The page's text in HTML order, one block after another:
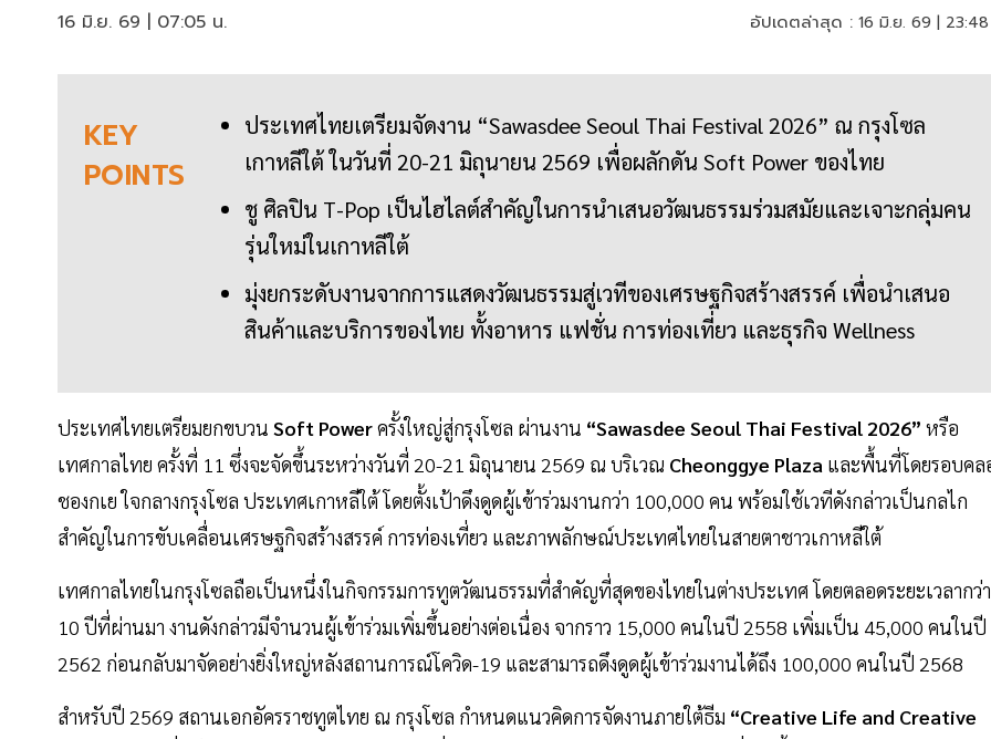
16 มิ.ย. 69 | 07:05 น. อัปเดตล่าสุด : 16 มิ.ย. 69 |
KEY
POINTS
ประเทศไทยเตรียมจัดงาน “Sawasdee Seoul Thai Festival 2026” ณ กรุงโซล
เกาหลีใต้ ในวันที่ 20-21 มิถุนายน 2569 เพื่อผลักดัน Soft Power ของไทย
ชู ศิลปิน T-Pop เป็นไฮไลต์สำคัญในการนำเสนอวัฒนธรรมร่วมสมัยและเจาะกลุ่มคน
รุ่นใหม่ในเกาหลีใต้
มุ่งยกระดับงานจากการแสดงวัฒนธรรมสู่เวทีของเศรษฐกิจสร้างสรรค์ เพื่อนำเสนอ
สินค้าและบริการของไทย ทั้งอาหาร แฟชั่น การท่องเที่ยว และธุรกิจ Wellness
ประเทศไทยเตรียมยกขบวน Soft Powerครั้งใหญ่สู่กรุงโซล ผ่านงาน “Sawasdee Seoul Thai Festival 2026” หรือ
เทศกาลไทย ครั้งที่ 11 ซึ่งจะจัดขึ้นระหว่างวันที่ 20-21 มิถุนายน 2569 ณ บริเวณ Cheonggye Plaza และพื้นที่โดยรอบคล
ชองกเย ใจกลางกรุงโซล ประเทศเกาหลีใต้ โดยตั้งเป้าดึงดูดผู้เข้าร่วมงานกว่า 100,000 คน พร้อมใช้เวทีดังกล่าวเป็นกลไก
สำคัญในการขับเคลื่อนเศรษฐกิจสร้างสรรค์ การท่องเที่ยว และภาพลักษณ์ประเทศไทยในสายตาชาวเกาหลีใต้
เทศกาลไทยในกรุงโซลถือเป็นหนึ่งในกิจกรรมการทูตวัฒนธรรมที่สำคัญที่สุดของไทยในต่างประเทศ โดยตลอดระยะเวลากว่า
10 ปีที่ผ่านมา งานดังกล่าวมีจำนวนผู้เข้าร่วมเพิ่มขึ้นอย่างต่อเนื่อง จากราว 15,000 คนในปี 2558 เพิ่มเป็น 45,000 คนในปี
2562 ก่อนกลับมาจัดอย่างยิ่งใหญ่หลังสถานการณ์โควิด-19 และสามารถดึงดูดผู้เข้าร่วมงานได้ถึง 100,000 คนในปี 2568
สำหรับปี 2569 สถานเอกอัครราชทูตไทย ณ กรุงโซล กำหนดแนวคิดการจัดงานภายใต้ธีม “Creative Life and Creative